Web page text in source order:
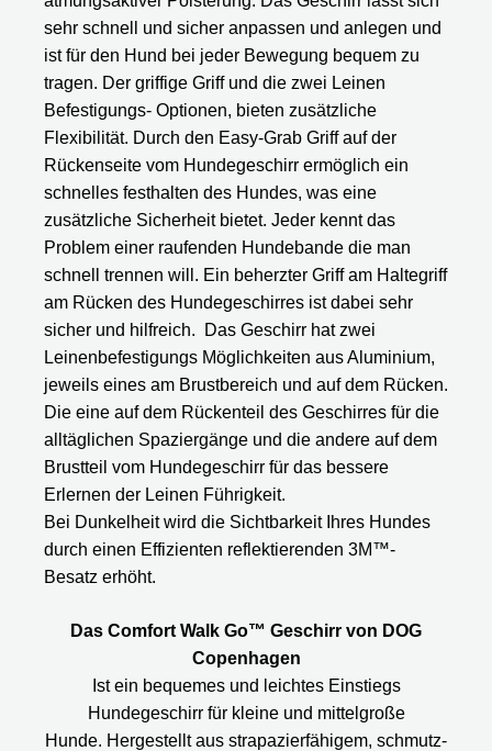
sehr schnell und sicher anpassen und anlegen und
ist für den Hund bei jeder Bewegung bequem zu
tragen. Der griffige Griff und die zwei Leinen
Befestigungs- Optionen, bieten zusätzliche
Flexibilität. Durch den Easy-Grab Griff auf der
Rückenseite vom Hundegeschirr ermöglich ein
schnelles festhalten des Hundes, was eine
zusätzliche Sicherheit bietet. Jeder kennt das
Problem einer raufenden Hundebande die man
schnell trennen will. Ein beherzter Griff am Haltegriff
am Rücken des Hundegeschirres ist dabei sehr
sicher und hilfreich. Das Geschirr hat zwei
Leinenbefestigungs Möglichkeiten aus Aluminium,
jeweils eines am Brustbereich und auf dem Rücken.
Die eine auf dem Rückenteil des Geschirres für die
alltäglichen Spaziergänge und die andere auf dem
Brustteil vom Hundegeschirr für das bessere
Erlernen der Leinen Führigkeit.
Bei Dunkelheit wird die Sichtbarkeit Ihres Hundes
durch einen Effizienten reflektierenden 3M™-
Besatz erhöht.
Das Comfort Walk Go™ Geschirr von DOG
Copenhagen
Ist ein bequemes und leichtes Einstiegs
Hundegeschirr für kleine und mittelgroße
Hunde. Hergestellt aus strapazierfähigem, schmutz-